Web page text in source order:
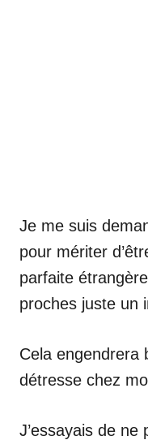
Je me suis
pour mériter
parfaite
proches juste un
Cela engendrera
détresse chez
J’essayais de